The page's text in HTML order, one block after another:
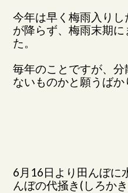
今年は早く梅雨入り
が降らず、梅雨末期
た。
毎年のことですが、
ないものかと願うばか
6月16日より田んぼに
んぼの代掻き(しろか